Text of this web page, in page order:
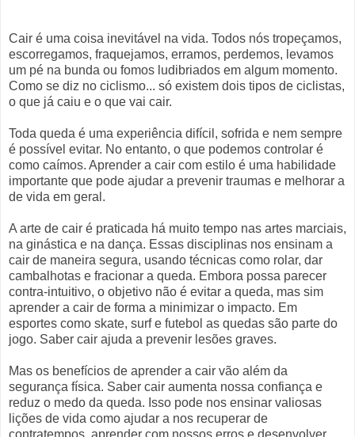
Cair é uma coisa inevitável na vida. Todos nós tropeçamos,
escorregamos, fraquejamos, erramos, perdemos, levamos
um pé na bunda ou fomos ludibriados em algum momento.
Como se diz no ciclismo... só existem dois tipos de ciclistas,
o que já caiu e o que vai cair.
Toda queda é uma experiência difícil, sofrida e nem sempre
é possível evitar. No entanto, o que podemos controlar é
como caímos. Aprender a cair com estilo é uma habilidade
importante que pode ajudar a prevenir traumas e melhorar a
de vida em geral.
A arte de cair é praticada há muito tempo nas artes marciais,
na ginástica e na dança. Essas disciplinas nos ensinam a
cair de maneira segura, usando técnicas como rolar, dar
cambalhotas e fracionar a queda. Embora possa parecer
contra-intuitivo, o objetivo não é evitar a queda, mas sim
aprender a cair de forma a minimizar o impacto. Em
esportes como skate, surf e futebol as quedas são parte do
jogo. Saber cair ajuda a prevenir lesões graves.
Mas os benefícios de aprender a cair vão além da
segurança física. Saber cair aumenta nossa confiança e
reduz o medo da queda. Isso pode nos ensinar valiosas
lições de vida como ajudar a nos recuperar de